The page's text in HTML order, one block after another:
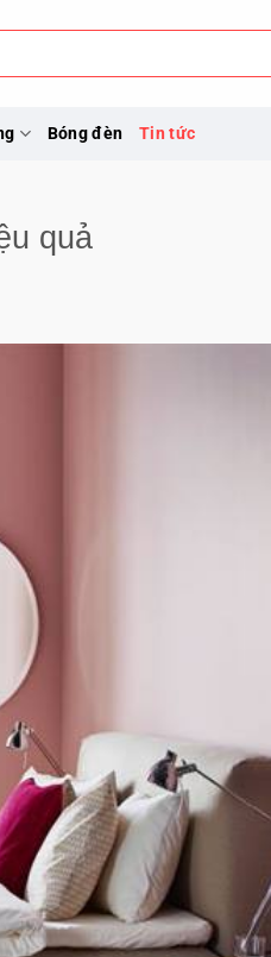
Bóng đèn Tin tức
quả